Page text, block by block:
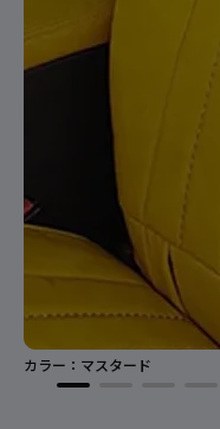
カラー：マスタード